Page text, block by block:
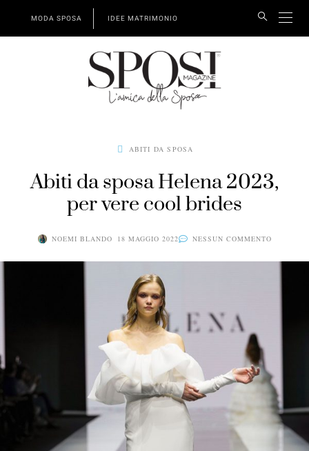
MODA SPOSA IDEE MATRIMONIO
ABITI DA SPOSA
Abiti da sposa Helena 2023,
per vere cool brides
NOEMI BLANDO 18 MAGGIO 2022 NESSUN COMMENTO